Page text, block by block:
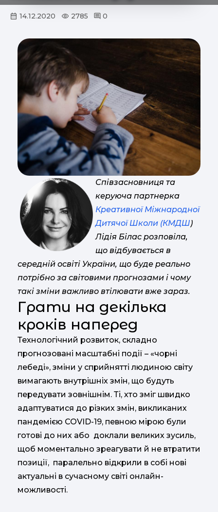
14.12.2020 2785 0
Співзасновниця та
керуюча партнерка
Креативної Міжнародної
Дитячої Школи (КМДШ)
Лідія Білас розповіла,
що відбувається в
середній освіті України, що буде реально
потрібно за світовими прогнозами і чому
такі зміни важливо втілювати вже зараз.
Грати на декілька
кроків наперед
Технологічний розвиток, складно
прогнозовані масштабні події – «чорні
лебеді», зміни у сприйнятті людиною світу
вимагають внутрішніх змін, що будуть
передувати зовнішнім. Ті, хто зміг швидко
адаптуватися до різких змін, викликаних
пандемією COVID-19, певною мірою були
готові до них або доклали великих зусиль,
щоб моментально зреагувати й не втратити
позиції, паралельно відкрили в собі нові
актуальні в сучасному світі онлайн-
можливості.